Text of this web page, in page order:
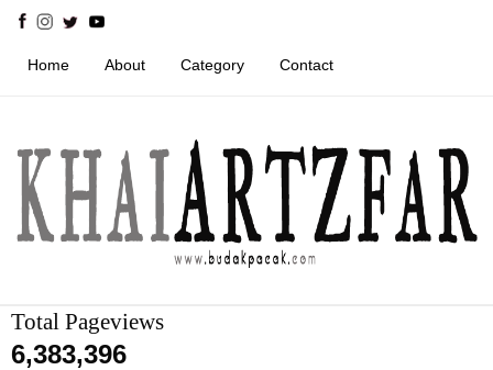
Home About Category Contact
Total Pageviews
6,383,396